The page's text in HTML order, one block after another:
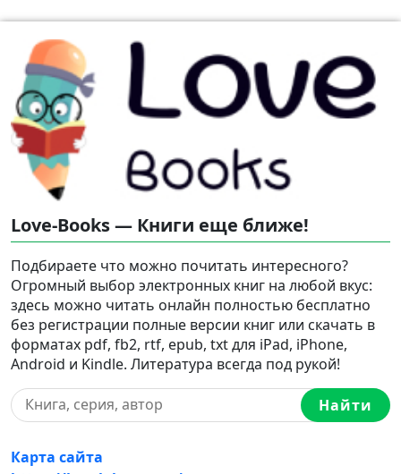
Love-Books — Книги еще ближе!
Подбираете что можно почитать интересного?
Огромный выбор электронных книг на любой вкус:
здесь можно читать онлайн полностью бесплатно
без регистрации полные версии книг или скачать в
форматах pdf, fb2, rtf, epub, txt для iPad, iPhone,
Android и Kindle. Литература всегда под рукой!
Найти
Карта сайта